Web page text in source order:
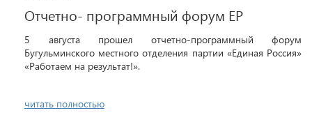
Отчетно- программный форум ЕР
5 августа прошел отчетно-программный форум
Бугульминского местного отделения партии «Единая Россия»
«Работаем на результат!».
читать полностью